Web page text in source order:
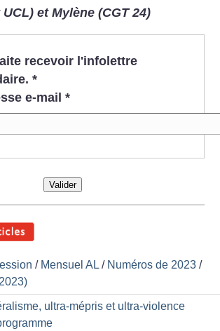
et Mylène (CGT 24)
recevoir l'infolettre
*
e-mail *
Valider
/ Mensuel AL / Numéros de 2023 /
ultra-mépris et ultra-violence